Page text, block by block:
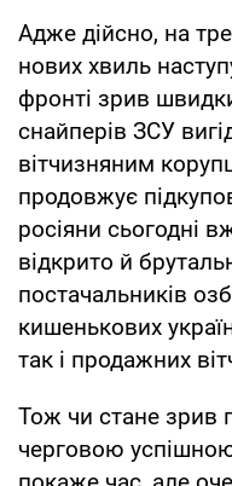
Адже дійсно, на
нових хвиль
фронті зрив
снайперів ЗСУ
вітчизняним
продовжує
росіяни сьогодні
відкрито й
постачальників
кишенькових
так і продажних
Тож чи стане зрив
черговою